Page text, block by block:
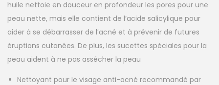
huile nettoie en douceur en profondeur les pores pour une
peau nette, mais elle contient de l’acide salicylique pour
aider à se débarrasser de l’acné et à prévenir de futures
éruptions cutanées. De plus, les sucettes spéciales pour la
peau aident à ne pas assécher la peau
Nettoyant pour le visage anti-acné recommandé par